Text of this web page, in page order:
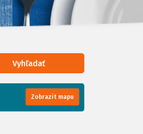
Vyhľadať
Zobrazit mapu